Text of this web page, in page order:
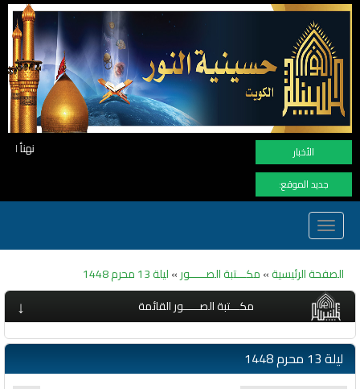
الأخبار نهنأ المتابعين لموفع النور بوصول المشاهدات الى
جديد الموقع:
Toggle
navigation
الصفحة الرئيسية»مكـــتبة الصـــــور»ليلة 13 محرم 1448
↓ مكـــتبة الصـــــور القائمة
ليلة 13 محرم 1448